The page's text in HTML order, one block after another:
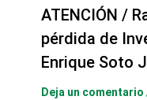
ATENCIÓN /
pérdida de
Enrique Soto
Deja un comentario